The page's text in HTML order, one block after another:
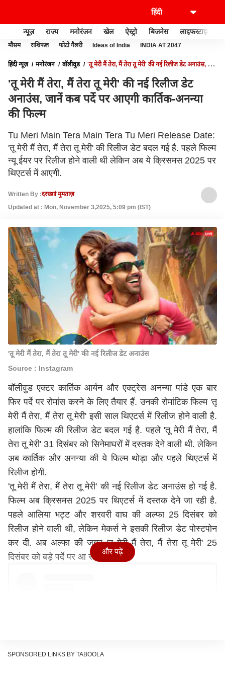
न्यूज़ राज्य मनोरंजन खेल ऐस्ट्रो बिजनेस लाइफस्टाइल
मौसम राशिफल फोटो गैलरी Ideas of India INDIA AT 2047
हिंदी न्यूज़ मनोरंजन बॉलीवुड
'तू मेरी मैं तेरा, मैं तेरा तू मेरी' की नई रिलीज डेट अनाउंस, जानें
'तू मेरी मैं तेरा, मैं तेरा तू मेरी' की नई रिलीज डेट
अनाउंस, जानें कब पर्दे पर आएगी कार्तिक-अनन्या
की फिल्म
Tu Meri Main Tera Main Tera Tu Meri Release Date:
'तू मेरी मैं तेरा, मैं तेरा तू मेरी' की रिलीज डेट बदल गई है. पहले फिल्म
न्यू ईयर पर रिलीज होने वाली थी लेकिन अब ये क्रिसमस 2025 पर
थिएटर्स में आएगी.
Written By :दरख्शां मुमताज़
Updated at : Mon, November 3,2025, 5:09 pm (IST)
'तू मेरी मैं तेरा, मैं तेरा तू मेरी' की नई रिलीज डेट अनाउंस
Source : Instagram
बॉलीवुड एक्टर कार्तिक आर्यन और एक्ट्रेस अनन्या पांडे एक बार
फिर पर्दे पर रोमांस करने के लिए तैयार हैं. उनकी रोमांटिक फिल्म 'तू
मेरी मैं तेरा, मैं तेरा तू मेरी' इसी साल थिएटर्स में रिलीज होने वाली है.
हालांकि फिल्म की रिलीज डेट बदल गई है. पहले 'तू मेरी मैं तेरा, मैं
तेरा तू मेरी' 31 दिसंबर को सिनेमाघरों में दस्तक देने वाली थी. लेकिन
अब कार्तिक और अनन्या की ये फिल्म थोड़ा और पहले थिएटर्स में
रिलीज होगी.
'तू मेरी मैं तेरा, मैं तेरा तू मेरी' की नई रिलीज डेट अनाउंस हो गई है.
फिल्म अब क्रिसमस 2025 पर थिएटर्स में दस्तक देने जा रही है.
पहले आलिया भट्ट और शरवरी वाघ की अल्फा 25 दिसंबर को
रिलीज होने वाली थी, लेकिन मेकर्स ने इसकी रिलीज डेट पोस्टपोन
कर दी. अब अल्फा की जगह 'तू मेरी मैं तेरा, मैं तेरा तू मेरी' 25
दिसंबर को बड़े पर्दे पर आ रही है.
और पढ़ें
SPONSORED LINKS BY TABOOLA